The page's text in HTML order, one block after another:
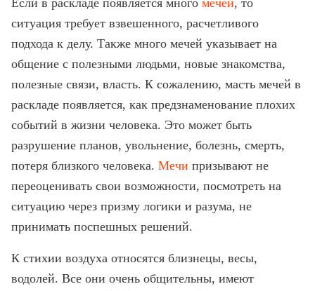
Если в раскладе появляется много мечей, то
ситуация требует взвешенного, расчетливого
подхода к делу. Также много мечей указывает на
общение с полезными людьми, новые знакомства,
полезные связи, власть. К сожалению, масть мечей в
раскладе появляется, как предзнаменование плохих
событий в жизни человека. Это может быть
разрушение планов, увольнение, болезнь, смерть,
потеря близкого человека. Мечи призывают не
переоценивать свои возможности, посмотреть на
ситуацию через призму логики и разума, не
принимать поспешных решений.
К стихии воздуха относятся близнецы, весы,
водолей. Все они очень общительны, имеют